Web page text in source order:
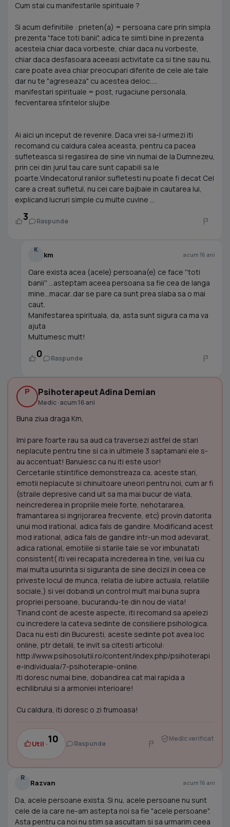
Cum stai cu manifestarile spirituale ?
Si acum definitiile : prieten(a) = persoana care prin simpla
prezenta "face toti banii", adica te simti bine in prezenta
acesteia chiar daca vorbeste, chiar daca nu vorbeste,
chiar daca desfasoara aceeasi activitate ca si tine sau nu,
care poate avea chiar preocupari diferite de cele ale tale
dar nu te "agreseaza" cu acestea deloc.....
manifestari spirituale = post, rugaciune personala,
fecventarea sfintelor slujbe
Ai aici un inceput de revenire. Daca vrei sa-l urmezi iti
recomand cu caldura calea aceasta, pentru ca pacea
sufleteasca si regasirea de sine vin numai de la Dumnezeu,
prin cei din jurul tau care sunt capabili sa le
poarte.Vindecatorul ranilor sufletesti nu poate fi decat Cel
care a creat sufletul, nu cei care bajbaie in cautarea lui,
explicand lucruri simple cu multe cuvine ...
3 Raspunde
K
km acum 16 ani
Oare exista acea (acele) persoana(e) ce face ''toti
banii'' ...asteptam aceea persoana sa fie cea de langa
mine...macar..dar se pare ca sunt prea slaba sa o mai
caut.
Manifestarea spirituala, da, asta sunt sigura ca ma va
ajuta
Multumesc mult!
0 Raspunde
P Psihoterapeut Adina Demian
Medic · acum 16 ani
Buna ziua draga Km,
Imi pare foarte rau sa aud ca traversezi astfel de stari
neplacute pentru tine si ca in ultimele 3 saptamani ele s-
au accentuat! Banuiesc ca nu iti este usor!
Cercetarile stiintifice demonstreaza ca, aceste stari,
emotii neplacute si chinuitoare uneori pentru noi, cum ar fi
(straile depresive cand uit sa ma mai bucur de viata,
neincrederea in propriile mele forte, nehotararea,
framantarea si ingrijorarea frecvente, etc) provin datorita
unui mod irational, adica fals de gandire. Modificand acest
mod irational, adica fals de gandire intr-un mod adevarat,
adica rational, emotiile si starile tale se vor imbunatati
consistent( iti vei recapata increderea in tine, vei lua cu
mai multa usurinta si siguranta de sine decizii in ceea ce
priveste locul de munca, relatia de iubire actuala, relatiile
sociale,) si vei dobandi un control mult mai buna supra
propriei persoane, bucurandu-te din nou de viata!
Tinand cont de aceste aspecte, iti recomand sa apelezi
cu incredere la cateva sedinte de consiliere psihologica.
Daca nu esti din Bucuresti, aceste sedinte pot avea loc
online, ptr detalii, te invit sa citesti articolul:
http://www.psihosolutii.ro/content/index.php/psihoterapi
e-individuala/7-psihoterapie-online.
Iti doresc numai bine, dobandirea cat mai rapida a
echilibrului si a armoniei interioare!
Cu caldura, iti doresc o zi frumoasa!
Util ·10 Raspunde
Medic verificat
R
Razvan acum 16 ani
Da, acele persoane exista. Si nu, acele persoane nu sunt
cele de la care ne-am astepta noi sa fie "acele persoane".
Asta pentru ca noi nu stim sa ascultam si sa urmarim ceea